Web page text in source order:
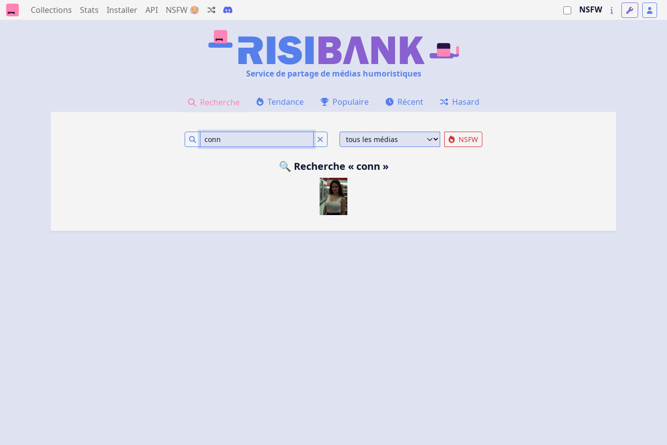
Collections Stats Installer API NSFW 🥵 NSFW
Service de partage de médias humoristiques
Recherche Tendance Populaire Récent Hasard
NSFW
🔍 Recherche « conn »